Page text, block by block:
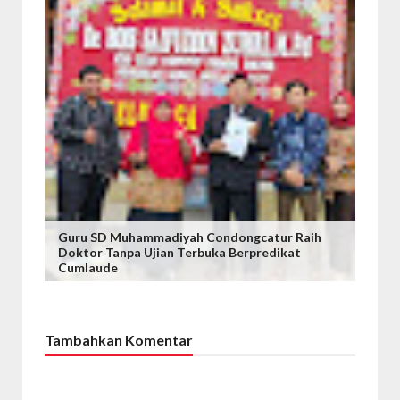
Guru SD Muhammadiyah Condongcatur Raih
Doktor Tanpa Ujian Terbuka Berpredikat
Cumlaude
Tambahkan Komentar